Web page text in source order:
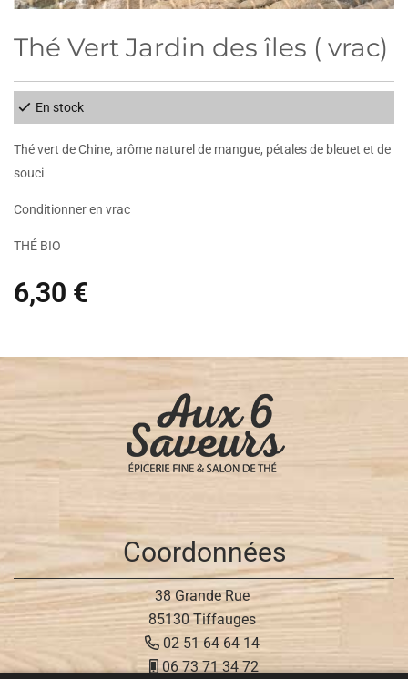
Thé Vert Jardin des îles ( vrac)
En stock
Thé vert de Chine, arôme naturel de mangue, pétales de bleuet et de
souci
Conditionner en vrac
THÉ BIO
6,30 €
Coordonnées
38 Grande Rue
85130 Tiffauges
02 51 64 64 14
06 73 71 34 72